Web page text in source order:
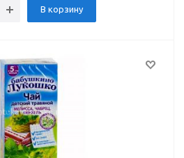
В корзину